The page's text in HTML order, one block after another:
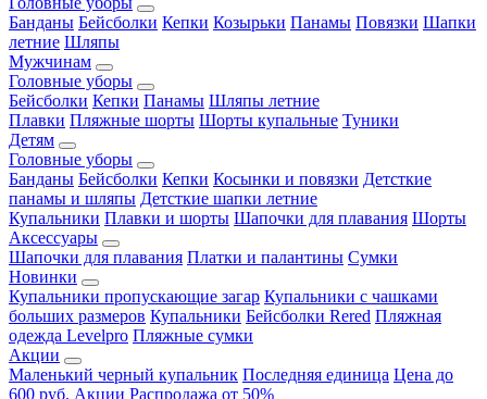
Банданы Бейсболки Кепки Козырьки Панамы Повязки Шапки
летние Шляпы
Мужчинам
Головные уборы
Бейсболки Кепки Панамы Шляпы летние
Плавки Пляжные шорты Шорты купальные Туники
Детям
Головные уборы
Банданы Бейсболки Кепки Косынки и повязки Детсткие
панамы и шляпы Детсткие шапки летние
Купальники Плавки и шорты Шапочки для плавания Шорты
Аксессуары
Шапочки для плавания Платки и палантины Сумки
Новинки
Купальники пропускающие загар Купальники с чашками
больших размеров Купальники Бейсболки Rered Пляжная
одежда Levelpro Пляжные сумки
Акции
Маленький черный купальник Последняя единица Цена до
600 руб. Акции Распродажа от 50%